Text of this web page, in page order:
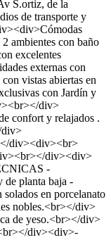
S.ortiz, de la
de transporte y
ambientes con baño
excelentes
externas con
vistas abiertas en
con Jardín y
div>
confort y relajados .
div><div><br>
div><div>
-
planta baja -
en porcelanato
nobles.<br></div>
de yeso.<br></div>
div><div>-